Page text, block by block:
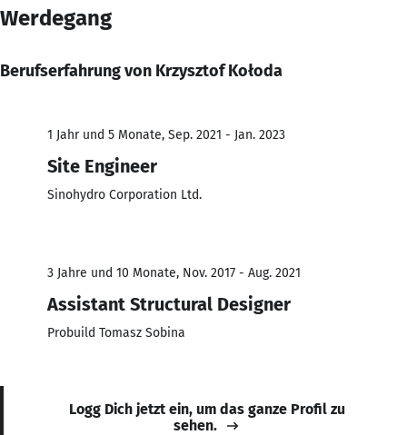
Werdegang
Berufserfahrung von Krzysztof Kołoda
1 Jahr und 5 Monate, Sep. 2021 - Jan. 2023
Site Engineer
Sinohydro Corporation Ltd.
3 Jahre und 10 Monate, Nov. 2017 - Aug. 2021
Assistant Structural Designer
Probuild Tomasz Sobina
Logg Dich jetzt ein, um das ganze Profil zu
sehen.